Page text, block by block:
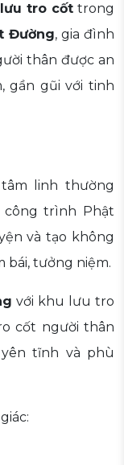
tro cốt trong
Đường, gia đình
thân được an
gần gũi với tinh
linh thường
trình Phật
và tạo không
bái, tưởng niệm.
với khu lưu tro
cốt người thân
tĩnh và phù